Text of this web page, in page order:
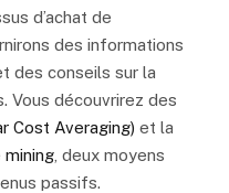
d’achat de
des informations
des conseils sur la
Vous découvrirez des
Cost Averaging) et la
, deux moyens
passifs.